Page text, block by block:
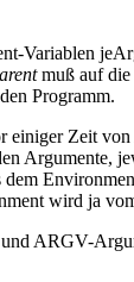
Variablen
muß auf die
Programm.
einiger Zeit von
Argumente,
wird ja
ARGV-